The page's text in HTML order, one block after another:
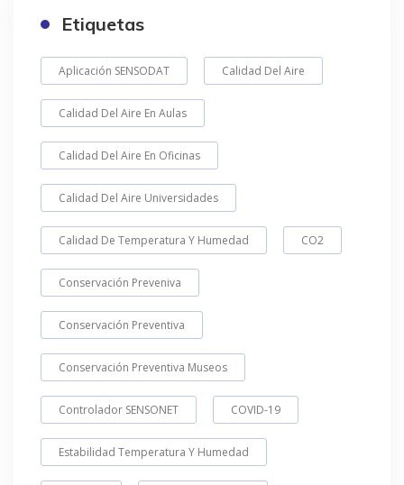
Etiquetas
Aplicación SENSODAT Calidad Del Aire
Calidad Del Aire En Aulas
Calidad Del Aire En Oficinas
Calidad Del Aire Universidades
Calidad De Temperatura Y Humedad CO2
Conservación Preveniva
Conservación Preventiva
Conservación Preventiva Museos
Controlador SENSONET COVID-19
Estabilidad Temperatura Y Humedad